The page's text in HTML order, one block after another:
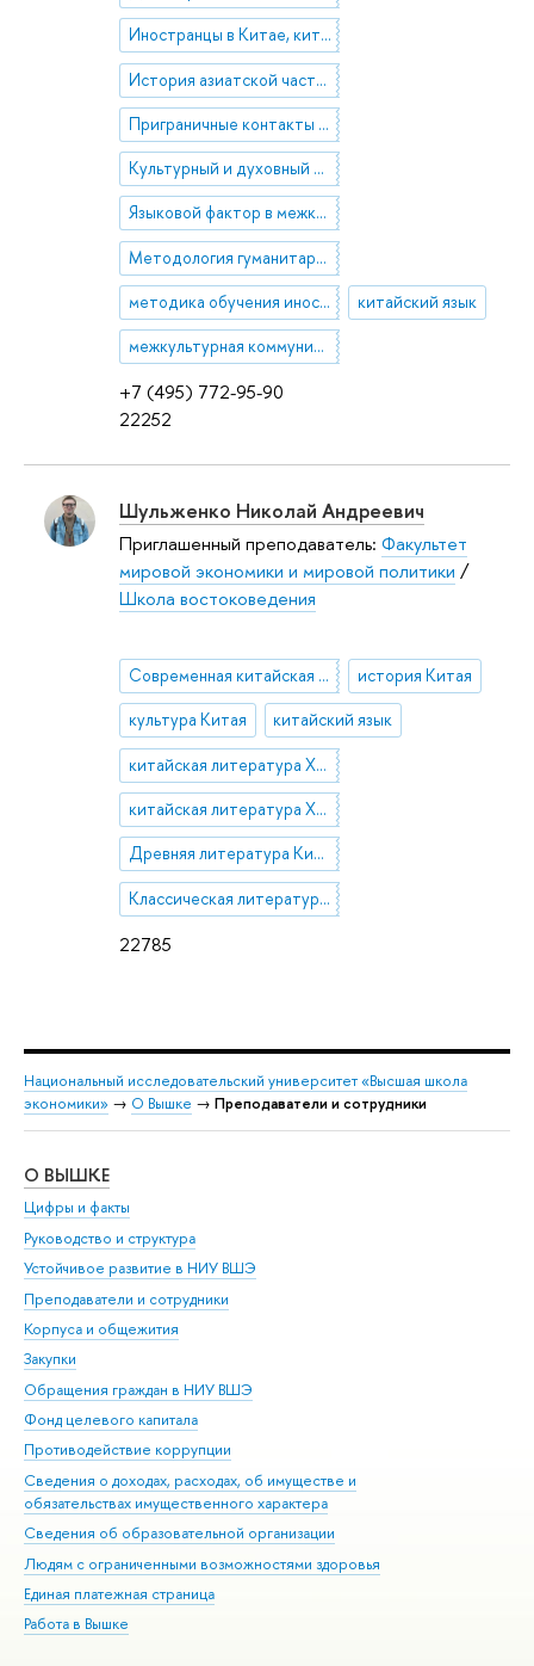
+7 (495) 772-95-90
22252
Иностранцы в Китае, китайцы за рубежом в XIX-XXI вв.
История азиатской части России
Приграничные контакты России и стран Востока
Культурный и духовный факторы в международных взаимодействиях
Языковой фактор в межкультурных и межэтнических взаимодействиях
Методология гуманитарных и общественных наук
методика обучения иностранным языкам китайский язык
межкультурная коммуникация
22785
Шульженко Николай Андреевич
Приглашенный преподаватель: Факультет
мировой экономики и мировой политики /
Школа востоковедения
Современная китайская литература история Китая
культура Китая китайский язык
китайская литература XXI века
китайская литература XX века
Древняя литература Китая
Классическая литература Китая
Национальный исследовательский университет «Высшая школа
экономики» → О Вышке → Преподаватели и сотрудники
О ВЫШКЕ
Цифры и факты
Руководство и структура
Устойчивое развитие в НИУ ВШЭ
Преподаватели и сотрудники
Корпуса и общежития
Закупки
Обращения граждан в НИУ ВШЭ
Фонд целевого капитала
Противодействие коррупции
Сведения о доходах, расходах, об имуществе и
обязательствах имущественного характера
Сведения об образовательной организации
Людям с ограниченными возможностями здоровья
Единая платежная страница
Работа в Вышке